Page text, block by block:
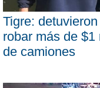
Tigre:
robar más de
de camiones